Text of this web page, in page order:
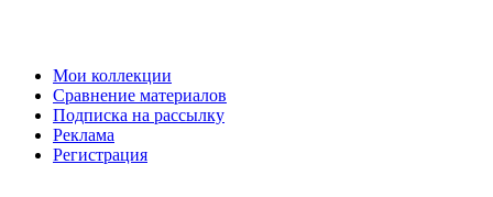
Мои коллекции
Сравнение материалов
Подписка на рассылку
Реклама
Регистрация